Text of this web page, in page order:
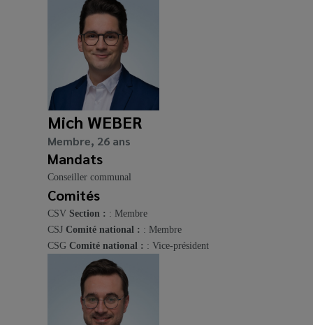
Mich WEBER
Membre, 26 ans
Mandats
Conseiller communal
Comités
CSV Section : : Membre
CSJ Comité national : : Membre
CSG Comité national : : Vice-président